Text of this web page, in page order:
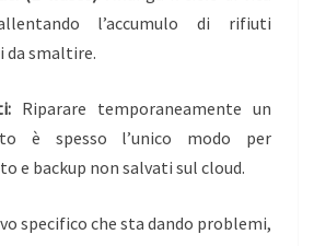
l’accumulo di rifiuti
da smaltire.
Riparare temporaneamente un
è spesso l’unico modo per
e backup non salvati sul cloud.
specifico che sta dando problemi,